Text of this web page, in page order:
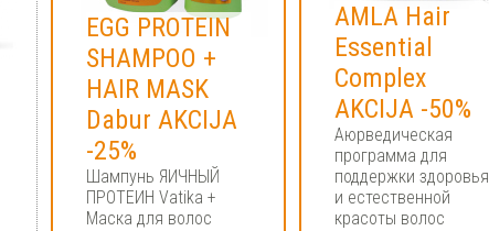
EGG PROTEIN
SHAMPOO +
HAIR MASK
Dabur AKCIJA
-25%
Шампунь ЯИЧНЫЙ
ПРОТЕИН Vatika +
Маска для волос
AMLA Hair
Essential
Complex
AKCIJA -50%
Аюрведическая
программа для
поддержки здоровья
и естественной
красоты волос